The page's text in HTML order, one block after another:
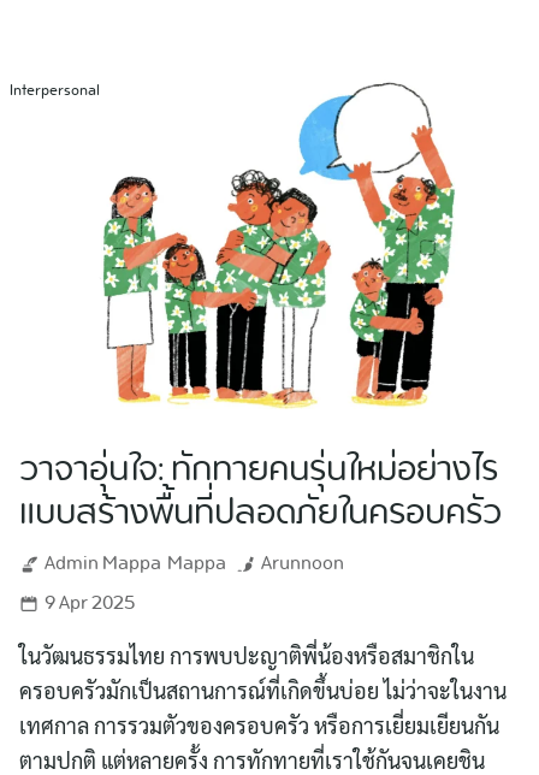
content
Interpersonal
วาจาอุ่นใจ: ทักทายคนรุ่นใหม่อย่างไร
แบบสร้างพื้นที่ปลอดภัยในครอบครัว
Admin Mappa Mappa
Arunnoon
9 Apr 2025
ในวัฒนธรรมไทย การพบปะญาติพี่น้องหรือสมาชิกใน
ครอบครัวมักเป็นสถานการณ์ที่เกิดขึ้นบ่อย ไม่ว่าจะในงาน
เทศกาล การรวมตัวของครอบครัว หรือการเยี่ยมเยียนกัน
ตามปกติ แต่หลายครั้ง การทักทายที่เราใช้กันจนเคยชิน